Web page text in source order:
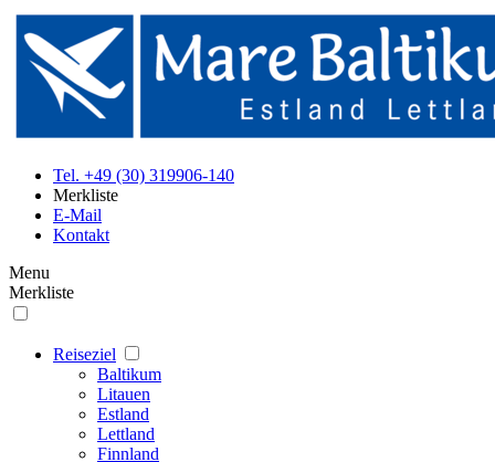
Tel. +49 (30) 319906-140
Merkliste
E-Mail
Kontakt
Menu
Merkliste
Reiseziel
Baltikum
Litauen
Estland
Lettland
Finnland